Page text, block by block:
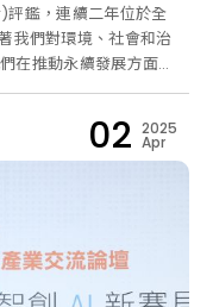
鑑，連續二年位於全
我們對環境、社會和治
在推動永續發展方面的
、商業道德、永續採
會標準。未來我們將以
，共同為環境及社會盡
02 2025
Apr